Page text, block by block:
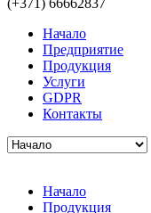
(+371) 66662837
Начало
Предприятие
Продукция
Услуги
GDPR
Контакты
Начало
Продукция